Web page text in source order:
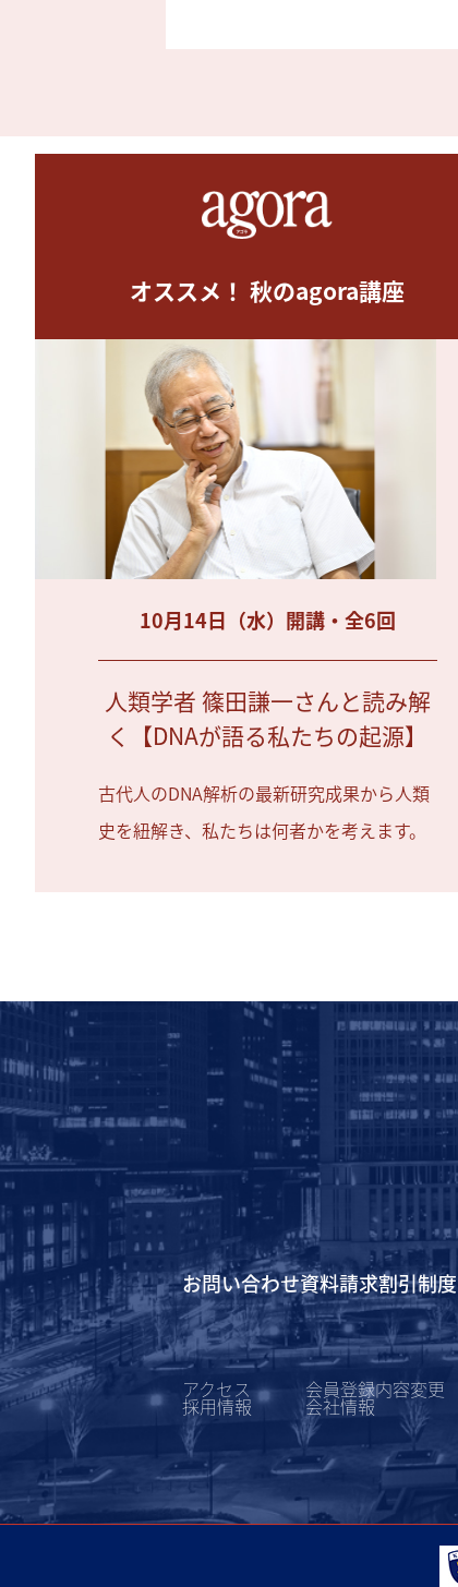
オススメ！ 秋のagora講座
10月14日（水）開講・全6回
人類学者 篠田謙一さんと読み解
く【DNAが語る私たちの起源】
古代人のDNA解析の最新研究成果から人類
史を紐解き、私たちは何者かを考えます。
お問い合わせ資料請求割引制度
アクセス 会員登録内容変更
採用情報 会社情報